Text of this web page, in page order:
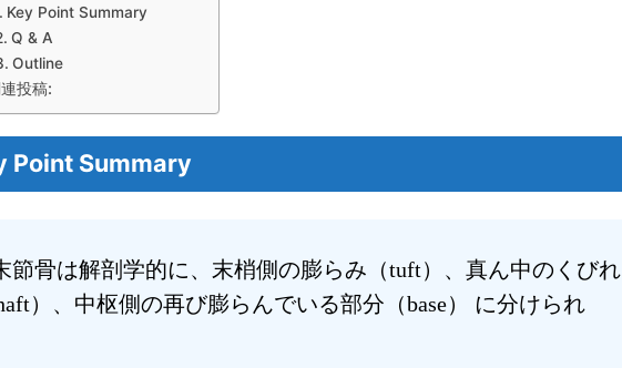
Key Point Summary
Q & A
Outline
投稿:
Point Summary
節骨は解剖学的に、末梢側の膨らみ（tuft）、真ん中のくびれ
）、中枢側の再び膨らんでいる部分（base） に分けられ